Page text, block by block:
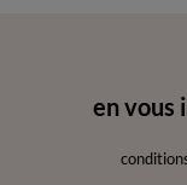
en vous